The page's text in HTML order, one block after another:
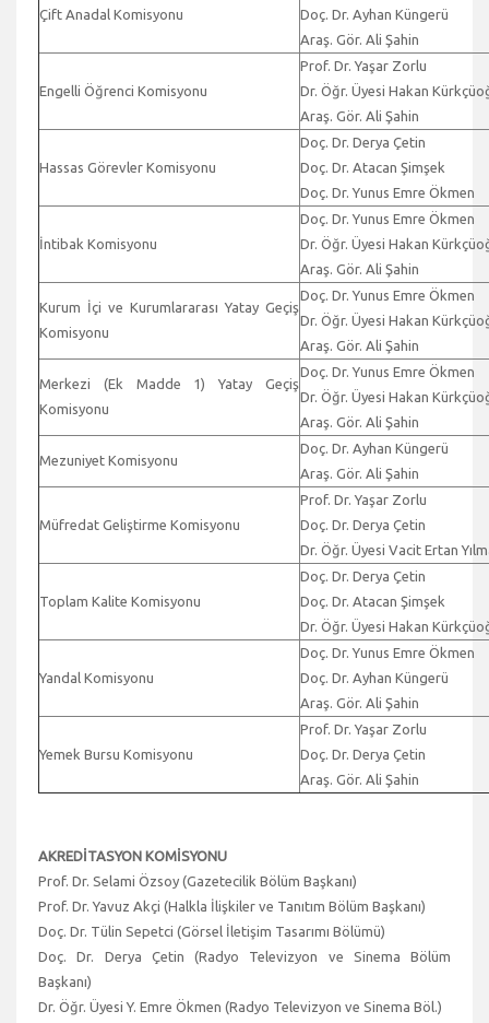
Çift Anadal Komisyonu
Doç. Dr. Ayhan Küngerü
Araş. Gör. Ali Şahin
Engelli Öğrenci Komisyonu
Prof. Dr. Yaşar Zorlu
Dr. Öğr. Üyesi Hakan
Araş. Gör. Ali Şahin
Hassas Görevler Komisyonu
Doç. Dr. Derya Çetin
Doç. Dr. Atacan Şimşek
Doç. Dr. Yunus Emre Ökmen
İntibak Komisyonu
Doç. Dr. Yunus Emre Ökmen
Dr. Öğr. Üyesi Hakan
Araş. Gör. Ali Şahin
Kurum İçi ve Kurumlararası Yatay Geçiş
Komisyonu
Doç. Dr. Yunus Emre Ökmen
Dr. Öğr. Üyesi Hakan
Araş. Gör. Ali Şahin
Merkezi (Ek Madde 1) Yatay Geçiş
Komisyonu
Doç. Dr. Yunus Emre Ökmen
Dr. Öğr. Üyesi Hakan
Araş. Gör. Ali Şahin
Mezuniyet Komisyonu
Doç. Dr. Ayhan Küngerü
Araş. Gör. Ali Şahin
Müfredat Geliştirme Komisyonu
Prof. Dr. Yaşar Zorlu
Doç. Dr. Derya Çetin
Dr. Öğr. Üyesi Vacit Ertan
Toplam Kalite Komisyonu
Doç. Dr. Derya Çetin
Doç. Dr. Atacan Şimşek
Dr. Öğr. Üyesi Hakan
Yandal Komisyonu
Doç. Dr. Yunus Emre Ökmen
Doç. Dr. Ayhan Küngerü
Araş. Gör. Ali Şahin
Yemek Bursu Komisyonu
Prof. Dr. Yaşar Zorlu
Doç. Dr. Derya Çetin
Araş. Gör. Ali Şahin
AKREDİTASYON KOMİSYONU
Prof. Dr. Selami Özsoy (Gazetecilik Bölüm Başkanı)
Prof. Dr. Yavuz Akçi (Halkla İlişkiler ve Tanıtım Bölüm Başkanı)
Doç. Dr. Tülin Sepetci (Görsel İletişim Tasarımı Bölümü)
Doç. Dr. Derya Çetin (Radyo Televizyon ve Sinema Bölüm
Başkanı)
Dr. Öğr. Üyesi Y. Emre Ökmen (Radyo Televizyon ve Sinema Böl.)